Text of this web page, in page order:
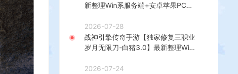
新整理Win系服务端+安卓苹果PC三
建教程
2026-07-28
战神引擎传奇手游【独家修复三职业
岁月无限刀-白猪3.0】最新整理Win
权后台+详细搭建教程
2026-07-24